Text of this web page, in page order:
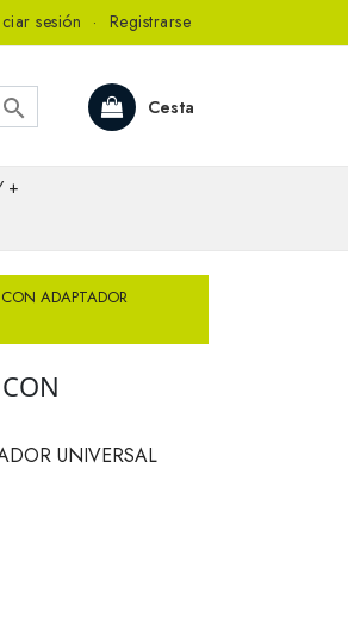
sesión · Registrarse
Cesta

+
ADAPTADOR
UNIVERSAL